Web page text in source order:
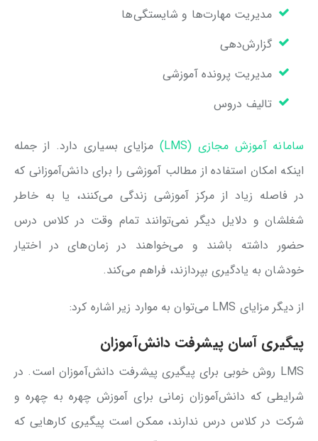
مدیریت مهارت‌ها و شایستگی‌ها
گزارش‌دهی
مدیریت پرونده آموزشی
تالیف دروس
سامانه آموزش مجازی (LMS)
مزایای بسیاری دارد. از جمله
اینکه امکان استفاده از مطالب آموزشی را برای دانش‌آموزانی که
در فاصله زیاد از مرکز آموزشی زندگی می‌کنند، یا به خاطر
شغلشان و دلایل دیگر نمی‌توانند تمام وقت در کلاس درس
حضور داشته باشند و می‌خواهند در زمان‌های در اختیار
خودشان به یادگیری بپردازند، فراهم می‌کند.
از دیگر مزایای LMS می‌توان به موارد زیر اشاره کرد:
پیگیری آسان پیشرفت دانش‌آموزان
LMS روش خوبی برای پیگیری پیشرفت دانش‌آموزان است. در
شرایطی که دانش‌آموزان زمانی برای آموزش چهره به چهره و
شرکت در کلاس درس ندارند، ممکن است پیگیری کارهایی که